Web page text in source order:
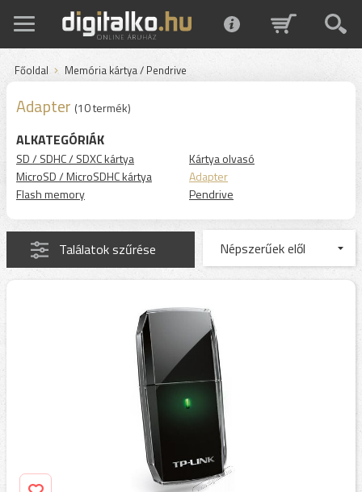
Főoldal Memória kártya / Pendrive
Adapter (10 termék)
ALKATEGÓRIÁK
SD / SDHC / SDXC kártya
MicroSD / MicroSDHC kártya
Flash memory
Kártya olvasó
Adapter
Pendrive
Találatok szűrése